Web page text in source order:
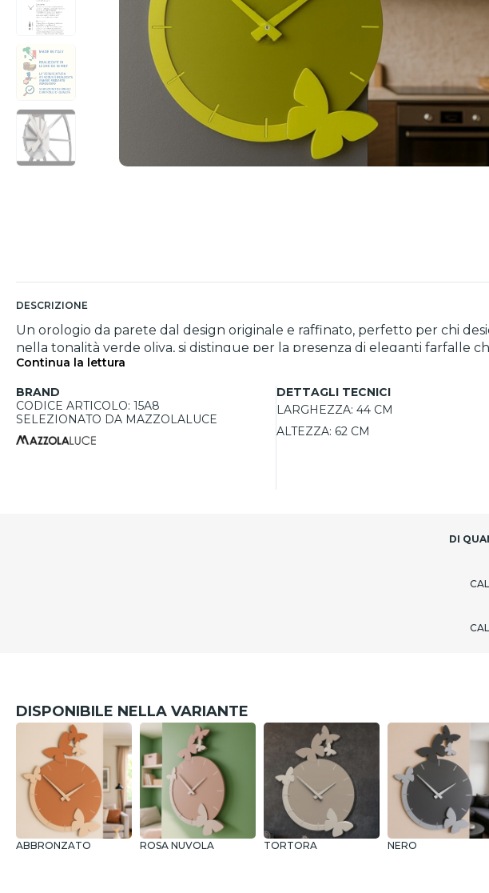
DESCRIZIONE
Un orologio da parete dal design originale e raffinato, perfetto per chi
nella tonalità verde oliva, si distingue per la presenza di eleganti farfalle che
in fibra di legno MDF con finitura satinata, questo orologio si integra
e creatività. Le lancette in metallo, coordinate con la struttura, aggiungono un dettaglio raffinato
garantisce precisione, affidabilità e silenziosità nel tempo. Ogni orologio
in scatole robuste, ideali per la spedizione. Facile da installare grazie ai tasselli e alle viti inclusi nella confezione, viene fornito con istruzioni di montaggio, batteria
stilo AA e certificato di garanzia. Disponibile in diverse varianti di colore,
Continua la lettura
BRAND
CODICE ARTICOLO: 15A8
SELEZIONATO DA MAZZOLALUCE
DETTAGLI TECNICI
LARGHEZZA: 44 CM
ALTEZZA: 62 CM
DI
DISPONIBILE NELLA VARIANTE
ABBRONZATO ROSA NUVOLA TORTORA NERO